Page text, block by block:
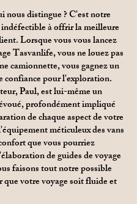
nous distingue ? C'est notre
à offrir la meilleure
Lorsque vous vous lancez
Tasvanlife, vous ne louez pas
camionnette, vous gagnez un
confiance pour l'exploration.
Paul, est lui-même un
profondément impliqué
de chaque aspect de votre
méticuleux des vans
que vous pourriez
de guides de voyage
faisons tout notre possible
que votre voyage soit fluide et